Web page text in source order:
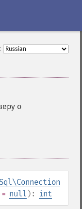
о
= null ): int